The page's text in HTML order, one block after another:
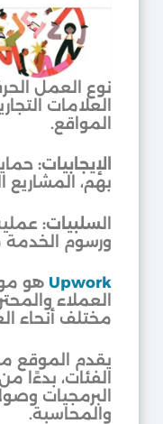
نوع العمل
العلامات
المواقع.
الإيجابيات:
بهم، المشاريع
السلبيات:عملية
ورسوم الخدمة
Upwork هو
العملاء
مختلف أنحاء
يقدم الموقع
الفئات، بدءًا
البرمجيات
والمحاسبة.